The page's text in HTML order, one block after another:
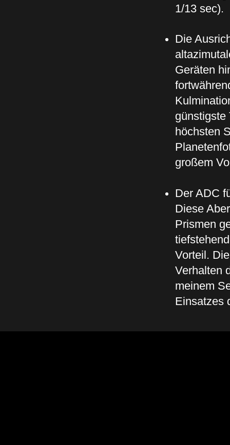
1/13 sec).
Die
Geräten
günstigste
höchsten
großem
Der ADC
Diese
Prismen
Vorteil.
Verhalten
meinem
Einsatzes